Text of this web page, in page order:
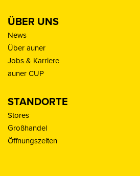
ÜBER UNS
News
Über auner
Jobs & Karriere
auner CUP
STANDORTE
Stores
Großhandel
Öffnungszeiten